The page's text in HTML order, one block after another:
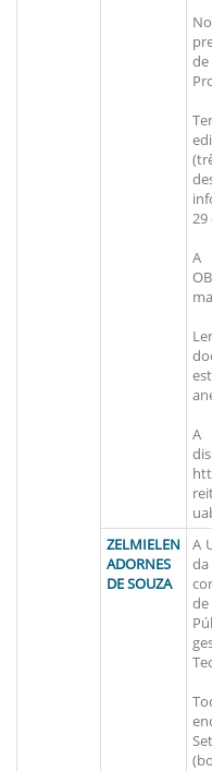
29
A
A
ZELMIELEN
ADORNES
DE SOUZA
A